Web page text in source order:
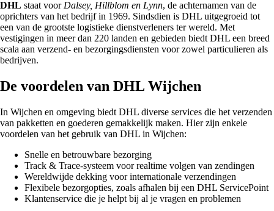
DHL staat voor Dalsey, Hillblom en Lynn, de achternamen van de
oprichters van het bedrijf in 1969. Sindsdien is DHL uitgegroeid tot
een van de grootste logistieke dienstverleners ter wereld. Met
vestigingen in meer dan 220 landen en gebieden biedt DHL een breed
scala aan verzend- en bezorgingsdiensten voor zowel particulieren als
bedrijven.
De voordelen van DHL Wijchen
In Wijchen en omgeving biedt DHL diverse services die het verzenden
van pakketten en goederen gemakkelijk maken. Hier zijn enkele
voordelen van het gebruik van DHL in Wijchen:
Snelle en betrouwbare bezorging
Track & Trace-systeem voor realtime volgen van zendingen
Wereldwijde dekking voor internationale verzendingen
Flexibele bezorgopties, zoals afhalen bij een DHL ServicePoint
Klantenservice die je helpt bij al je vragen en problemen